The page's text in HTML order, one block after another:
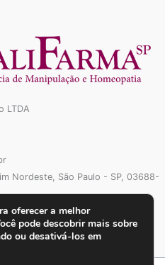
LTDA
Nordeste, São Paulo - SP, 03688-
oferecer a melhor
pode descobrir mais sobre
ou desativá-los em